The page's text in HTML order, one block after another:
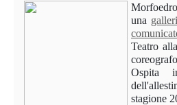
una
Teatro
Ospita
stagione